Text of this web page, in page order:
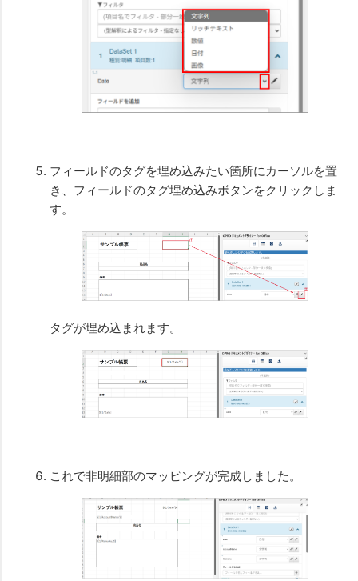
フィールドのタグを埋め込みたい箇所にカーソルを置
き、フィールドのタグ埋め込みボタンをクリックしま
す。
タグが埋め込まれます。
これで非明細部のマッピングが完成しました。